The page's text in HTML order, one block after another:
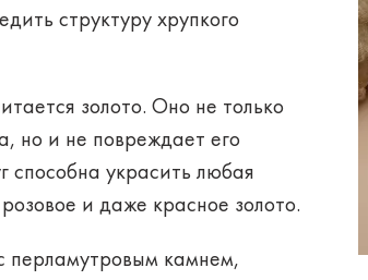
структуру хрупкого
золото. Оно не только
но и не повреждает его
способна украсить любая
и даже красное золото.
перламутровым камнем,